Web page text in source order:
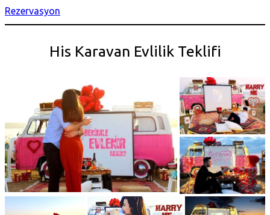
Rezervasyon
His Karavan Evlilik Teklifi